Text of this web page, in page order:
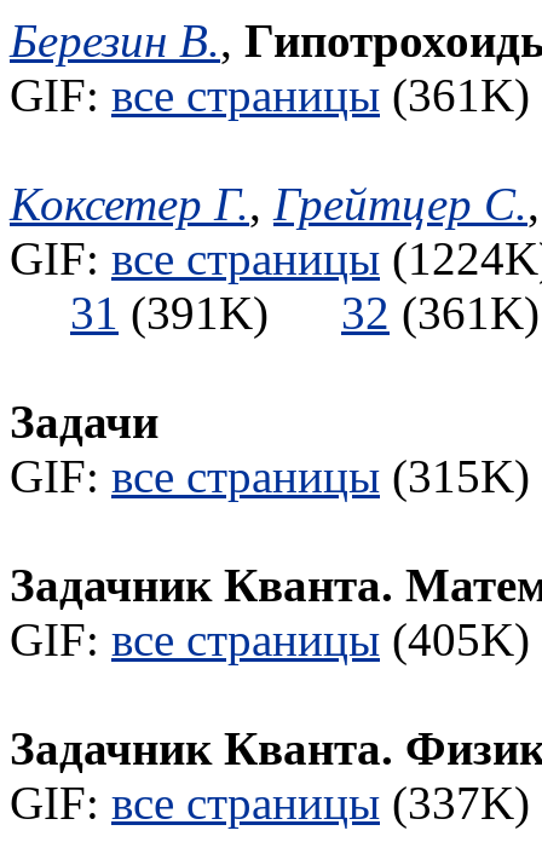
Березин В.,
GIF: все страницы
Коксетер Г., Грейтцер С.
GIF: все страницы
31 (391K) 32
Задачи
GIF: все страницы
Задачник Кванта.
GIF: все страницы
Задачник Кванта.
GIF: все страницы